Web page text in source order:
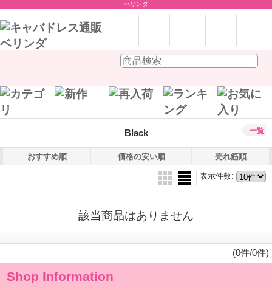
べリンダ
Black 一覧
おすすめ順 価格の安い順 売れ筋順
表示件数:
該当商品はありません
(0件/0件)
Shop Information